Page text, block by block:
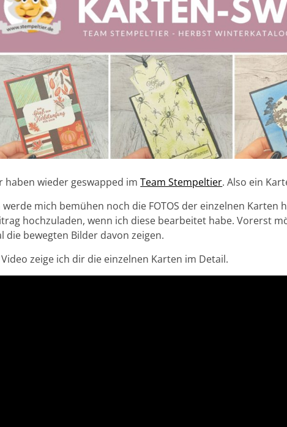
haben wieder geswapped imTeam Stempeltier. Also ein
werde mich bemühen noch die FOTOS der einzelnen Karten
hochzuladen, wenn ich diese bearbeitet habe. Vorerst
die bewegten Bilder davon zeigen.
zeige ich dir die einzelnen Karten im Detail.